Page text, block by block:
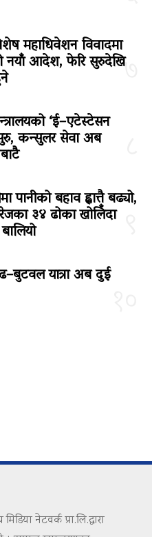
७
महाधिवेशन विवादमा
नयाँ आदेश, फेरि सुरुदेखि
‘ई–एटेस्टेसन
कन्सुलर सेवा अब
पानीको बहाव ह्वात्तै बढ्यो,
३४ ढोका खोलिँदा
यात्रा अब दुई
नेटवर्क प्रा.लि.द्वारा